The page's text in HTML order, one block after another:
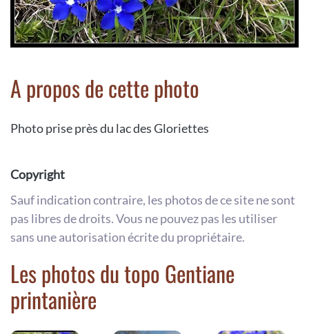
A propos de cette photo
Photo prise près du lac des Gloriettes
Copyright
Sauf indication contraire, les photos de ce site ne sont
pas libres de droits. Vous ne pouvez pas les utiliser
sans une autorisation écrite du propriétaire.
Les photos du topo Gentiane
printanière